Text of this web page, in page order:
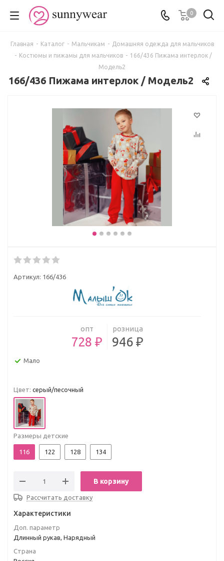
0
Главная - Каталог - Мальчикам - Домашняя одежда для мальчиков
- Костюмы и пижамы для мальчиков - 166/436 Пижама интерлок /
Модель2
166/436 Пижама интерлок / Модель2
Артикул: 166/436
опт
728 ₽
розница
946 ₽
Мало
Цвет: серый/песочный
Размеры детские
116 122 128 134
В корзину
Рассчитать доставку
Характеристики
Доп. параметр
Длинный рукав, Нарядный
Страна